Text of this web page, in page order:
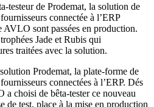
testeur de Prodemat, la solution de
connectée à l’ERP
sont passées en production.
Jade et Rubis qui
traitées avec la solution.
Prodemat, la plate-forme de
connectées à l’ERP. Dés
a choisi de bêta-tester ce nouveau
de test, place à la mise en production